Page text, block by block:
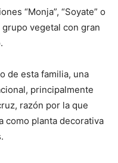
“Monja”, “Soyate” o
grupo vegetal con gran
de esta familia, una
principalmente
razón por la que
como planta decorativa